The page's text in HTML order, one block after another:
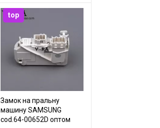
Замок на пральну
машину SAMSUNG
cod.64-00652D оптом
top